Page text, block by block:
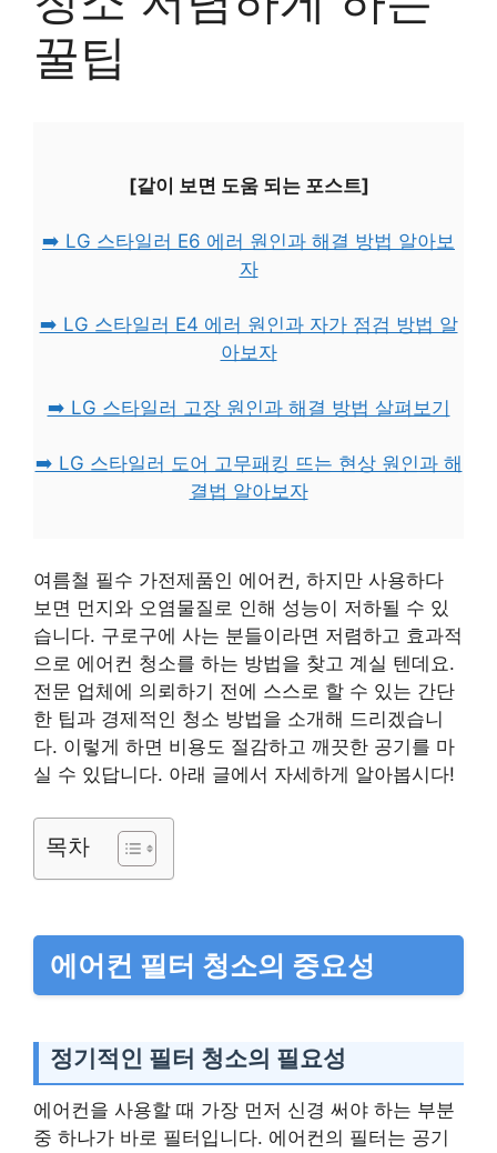
꿀팁
[같이 보면 도움 되는 포스트]
➡️ LG 스타일러 E6 에러 원인과 해결 방법 알아보
자
➡️ LG 스타일러 E4 에러 원인과 자가 점검 방법 알
아보자
➡️ LG 스타일러 고장 원인과 해결 방법 살펴보기
➡️ LG 스타일러 도어 고무패킹 뜨는 현상 원인과 해
결법 알아보자
여름철 필수 가전제품인 에어컨, 하지만 사용하다
보면 먼지와 오염물질로 인해 성능이 저하될 수 있
습니다. 구로구에 사는 분들이라면 저렴하고 효과적
으로 에어컨 청소를 하는 방법을 찾고 계실 텐데요.
전문 업체에 의뢰하기 전에 스스로 할 수 있는 간단
한 팁과 경제적인 청소 방법을 소개해 드리겠습니
다. 이렇게 하면 비용도 절감하고 깨끗한 공기를 마
실 수 있답니다. 아래 글에서 자세하게 알아봅시다!
목차
에어컨 필터 청소의 중요성
정기적인 필터 청소의 필요성
에어컨을 사용할 때 가장 먼저 신경 써야 하는 부분
중 하나가 바로 필터입니다. 에어컨의 필터는 공기